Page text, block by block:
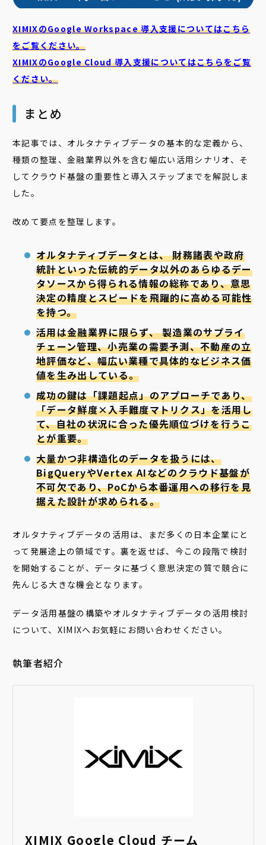
XIMIXのGoogle Workspace 導入支援についてはこちら
をご覧ください。
XIMIXのGoogle Cloud導入支援についてはこちらをご覧
ください。
まとめ
本記事では、オルタナティブデータの基本的な定義から、
種類の整理、金融業界以外を含む幅広い活用シナリオ、そ
してクラウド基盤の重要性と導入ステップまでを解説しま
した。
改めて要点を整理します。
オルタナティブデータとは、 財務諸表や政府
統計といった伝統的データ以外のあらゆるデー
タソースから得られる情報の総称であり、意思
決定の精度とスピードを飛躍的に高める可能性
を持つ。
活用は金融業界に限らず、 製造業のサプライ
チェーン管理、小売業の需要予測、不動産の立
地評価など、幅広い業種で具体的なビジネス価
値を生み出している。
成功の鍵は「課題起点」のアプローチであり、
「データ鮮度×入手難度マトリクス」を活用し
て、自社の状況に合った優先順位づけを行うこ
とが重要。
大量かつ非構造化のデータを扱うには、
BigQueryやVertex AIなどのクラウド基盤が
不可欠であり、PoCから本番運用への移行を見
据えた設計が求められる。
オルタナティブデータの活用は、まだ多くの日本企業にと
って発展途上の領域です。裏を返せば、今この段階で検討
を開始することが、データに基づく意思決定の質で競合に
先んじる大きな機会となります。
データ活用基盤の構築やオルタナティブデータの活用検討
について、XIMIXへお気軽にお問い合わせください。
執筆者紹介
XIMIX Google Cloud チーム